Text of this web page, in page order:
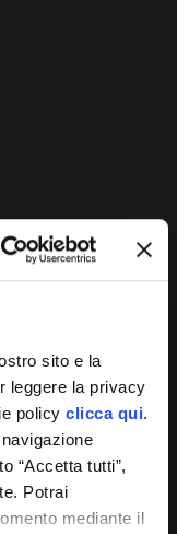
sito e la
leggere la privacy
policy clicca qui.
“Accetta tutti”,
Potrai
mediante il